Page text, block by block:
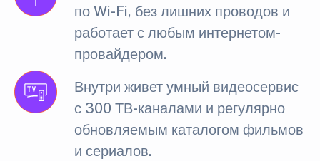
по Wi-Fi, без лишних проводов и
работает с любым интернетом-
провайдером.
Внутри живет умный видеосервис
с 300 ТВ-каналами и регулярно
обновляемым каталогом фильмов
и сериалов.